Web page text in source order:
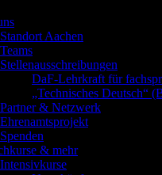
Standort Aachen
Teams
Stellenausschreibungen
DaF-Lehrkraft für
„Technisches Deutsch“
Partner & Netzwerk
Ehrenamtsprojekt
Spenden
& mehr
Intensivkurse